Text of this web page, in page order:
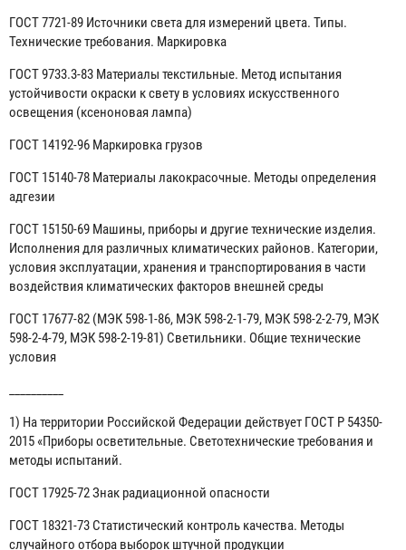
ГОСТ 7721-89 Источники света для измерений цвета. Типы.
Технические требования. Маркировка
ГОСТ 9733.3-83 Материалы текстильные. Метод испытания
устойчивости окраски к свету в условиях искусственного
освещения (ксеноновая лампа)
ГОСТ 14192-96 Маркировка грузов
ГОСТ 15140-78 Материалы лакокрасочные. Методы определения
адгезии
ГОСТ 15150-69 Машины, приборы и другие технические изделия.
Исполнения для различных климатических районов. Категории,
условия эксплуатации, хранения и транспортирования в части
воздействия климатических факторов внешней среды
ГОСТ 17677-82 (МЭК 598-1-86, МЭК 598-2-1-79, МЭК 598-2-2-79, МЭК
598-2-4-79, МЭК 598-2-19-81) Светильники. Общие технические
условия
1) На территории Российской Федерации действует ГОСТ Р 54350-
2015 «Приборы осветительные. Светотехнические требования и
методы испытаний.
ГОСТ 17925-72 Знак радиационной опасности
ГОСТ 18321-73 Статистический контроль качества. Методы
случайного отбора выборок штучной продукции